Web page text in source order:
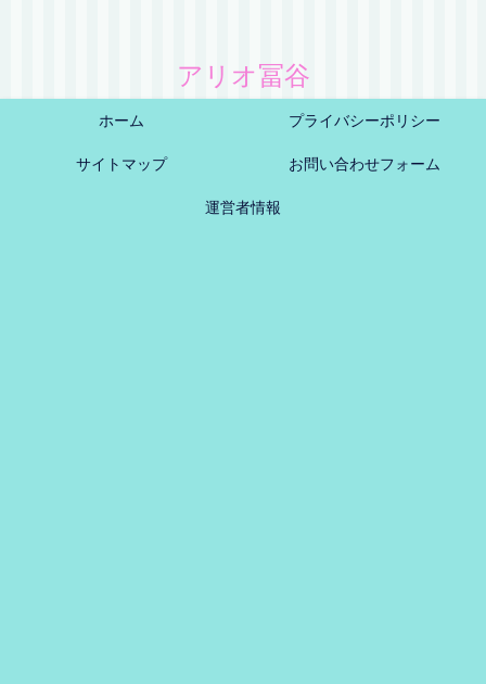
アリオ冨谷
ホーム プライバシーポリシー
サイトマップ お問い合わせフォーム
運営者情報